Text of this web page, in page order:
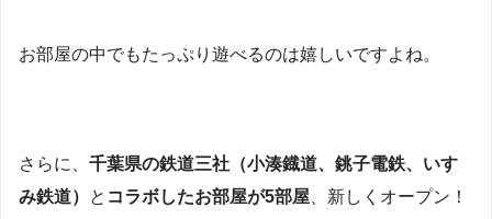
お部屋の中でもたっぷり遊べるのは嬉しいですよね。
さらに、 千葉県の鉄道三社（小湊鐡道、銚子電鉄、いす
み鉄道）
と コラボしたお部屋が5部屋 、新しくオープン！